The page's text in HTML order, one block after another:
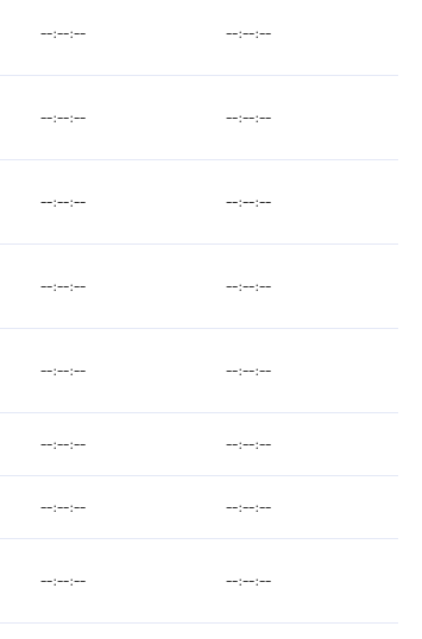
--:--:-- --:--:--
--:--:-- --:--:--
--:--:-- --:--:--
--:--:-- --:--:--
--:--:-- --:--:--
--:--:-- --:--:--
--:--:-- --:--:--
--:--:-- --:--:--